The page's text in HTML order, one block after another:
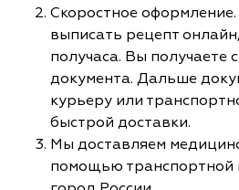
Скоростное
выписать рецепт
получаса. Вы получаете
документа. Дальше
курьеру или
быстрой доставки.
Мы доставляем
помощью транспортной